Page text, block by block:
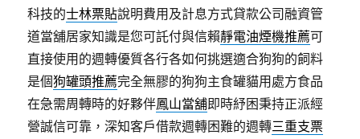
科技的士林票貼說明費用及計息方式貸款公司融資管
道當舖居家知識是您可託付與信賴靜電油煙機推薦可
直接使用的週轉優質各行各如何挑選適合狗狗的飼料
是個狗罐頭推薦完全無膠的狗狗主食罐貓用處方食品
在急需周轉時的好夥伴鳳山當舖即時紓困秉持正派經
營誠信可靠，深知客戶借款週轉困難的週轉三重支票